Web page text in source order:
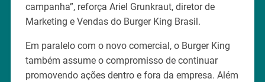
campanha”, reforça Ariel Grunkraut, diretor de
Marketing e Vendas do Burger King Brasil.
Em paralelo com o novo comercial, o Burger King
também assume o compromisso de continuar
promovendo ações dentro e fora da empresa. Além